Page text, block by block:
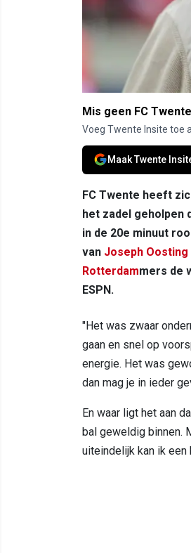
Mis geen FC
Voeg Twente Insite toe
Maak Twente
FC Twente heeft
het zadel geholpen
in de 20e minuut
van Joseph Oosting
Rotterdammers de
ESPN.
"Het was zwaar
gaan en snel op
energie. Het was
dan mag je in ieder
En waar ligt het aan
bal geweldig binnen.
uiteindelijk kan ik een